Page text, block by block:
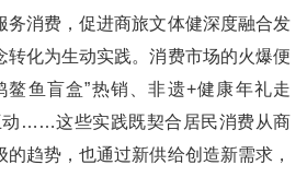
消费，促进商旅文体健深度融合发
转化为生动实践。消费市场的火爆便
鳌鱼盲盒”热销、非遗+健康年礼走
动……这些实践既契合居民消费从商
趋势，也通过新供给创造新需求，